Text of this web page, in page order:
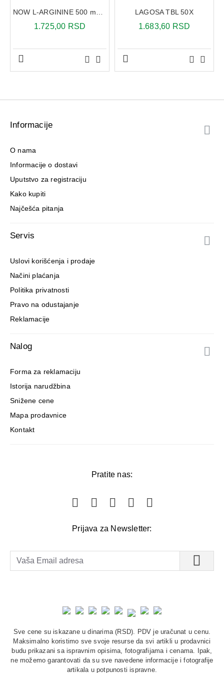
1.725,00 RSD
LAGOSA TBL 50X
1.683,60 RSD
Informacije
O nama
Informacije o dostavi
Uputstvo za registraciju
Kako kupiti
Najčešća pitanja
Servis
Uslovi korišćenja i prodaje
Načini plaćanja
Politika privatnosti
Pravo na odustajanje
Reklamacije
Nalog
Forma za reklamaciju
Istorija narudžbina
Snižene cene
Mapa prodavnice
Kontakt
Pratite nas:
Prijava za Newsletter:
Sve cene su iskazane u dinarima (RSD). PDV je uračunat u cenu.
Maksimalno koristimo sve svoje resurse da svi artikli u prodavnici
budu prikazani sa ispravnim opisima, fotografijama i cenama. Ipak,
ne možemo garantovati da su sve navedene informacije i fotografije
artikala u potpunosti ispravne.